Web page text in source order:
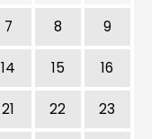
7 8 9
14 15 16
21 22 23